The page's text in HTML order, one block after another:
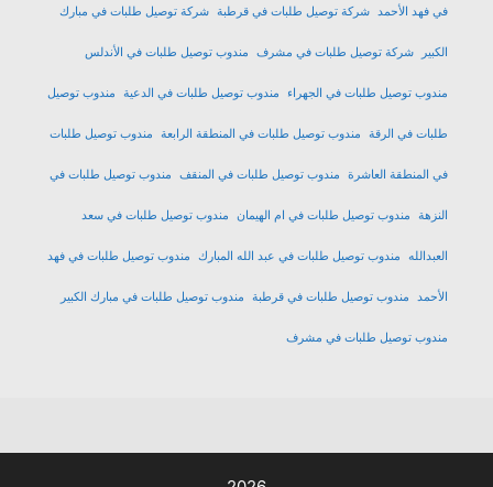
في فهد الأحمد شركة توصيل طلبات في قرطبة شركة توصيل طلبات في مبارك
الكبير شركة توصيل طلبات في مشرف مندوب توصيل طلبات في الأندلس
مندوب توصيل طلبات في الجهراء مندوب توصيل طلبات في الدعية مندوب توصيل
طلبات في الرقة مندوب توصيل طلبات في المنطقة الرابعة مندوب توصيل طلبات
في المنطقة العاشرة مندوب توصيل طلبات في المنقف مندوب توصيل طلبات في
النزهة مندوب توصيل طلبات في ام الهيمان مندوب توصيل طلبات في سعد
العبدالله مندوب توصيل طلبات في عبد الله المبارك مندوب توصيل طلبات في فهد
الأحمد مندوب توصيل طلبات في قرطبة مندوب توصيل طلبات في مبارك الكبير
مندوب توصيل طلبات في مشرف